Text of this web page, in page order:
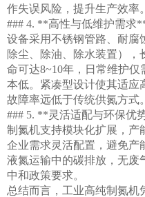
作失误风险，提升生产效率。
### 4. **高性与低维护需求
设备采用不锈钢管路、耐腐
除尘、除油、除水装置）
命可达8~10年，日常维护
本低。紧凑型设计使其适应
故障率远低于传统供氮方式。
### 5. **灵活适配与环保优
制氮机支持模块化扩展，产
企业需求灵活配置，避免产
液氮运输中的碳排放，无废
中和政策要求。
总结而言，工业高纯制氮机